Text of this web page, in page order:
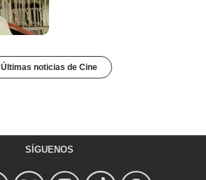
Últimas noticias de Cine
SÍGUENOS